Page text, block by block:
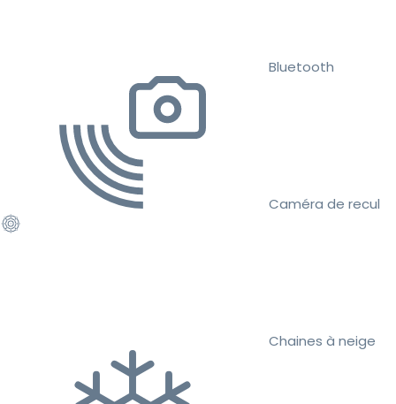
Bluetooth
Caméra de recul
Chaines à neige